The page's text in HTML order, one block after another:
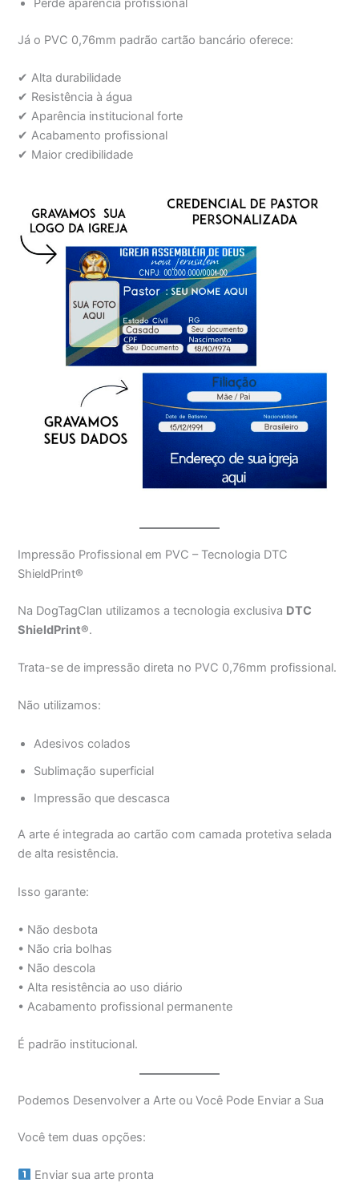
Perde aparência profissional
Já o PVC 0,76mm padrão cartão bancário oferece:
✔ Alta durabilidade
✔ Resistência à água
✔ Aparência institucional forte
✔ Acabamento profissional
✔ Maior credibilidade
Impressão Profissional em PVC – Tecnologia DTC
ShieldPrint®
Na DogTagClan utilizamos a tecnologia exclusiva DTC
ShieldPrint®.
Trata-se de impressão direta no PVC 0,76mm profissional.
Não utilizamos:
Adesivos colados
Sublimação superficial
Impressão que descasca
A arte é integrada ao cartão com camada protetiva selada
de alta resistência.
Isso garante:
• Não desbota
• Não cria bolhas
• Não descola
• Alta resistência ao uso diário
• Acabamento profissional permanente
É padrão institucional.
Podemos Desenvolver a Arte ou Você Pode Enviar a Sua
Você tem duas opções:
Enviar sua arte pronta